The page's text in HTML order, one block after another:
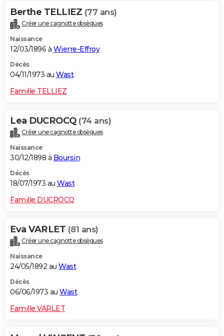
Berthe TELLIEZ (77 ans)
Créer une cagnotte obsèques
Naissance
12/03/1896 à Wierre-Effroy
Décès
04/11/1973 au Wast
Famille TELLIEZ
Lea DUCROCQ (74 ans)
Créer une cagnotte obsèques
Naissance
30/12/1898 à Boursin
Décès
18/07/1973 au Wast
Famille DUCROCQ
Eva VARLET (81 ans)
Créer une cagnotte obsèques
Naissance
24/05/1892 au Wast
Décès
06/06/1973 au Wast
Famille VARLET